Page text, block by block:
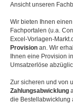
Ansicht unseren
Wir bieten Ihnen
Fachportalen (u.a.
Excel-Vorlagen-
Provision an. Wir
Ihnen eine Provision
Umsatzerlöse
Zur sicheren und von
Zahlungsabwicklung
die Bestellabwicklung